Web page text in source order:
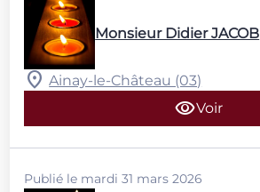
Monsieur Didier JACOB
Ainay-le-Château (03)
Voir
Publié le mardi 31 mars 2026